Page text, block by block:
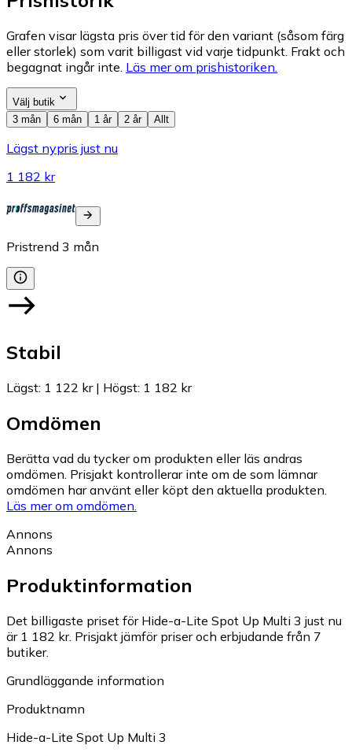
Grafen visar lägsta pris över tid för den variant (såsom färg
eller storlek) som varit billigast vid varje tidpunkt. Frakt och
begagnat ingår inte. Läs mer om prishistoriken.
Välj butik
3 mån
6 mån 1 år 2 år Allt
Lägst nypris just nu
1 182 kr
Pristrend 3 mån
Stabil
Lägst: 1 122 kr| Högst: 1 182 kr
Omdömen
Berätta vad du tycker om produkten eller läs andras
omdömen. Prisjakt kontrollerar inte om de som lämnar
omdömen har använt eller köpt den aktuella produkten.
Läs mer om omdömen.
Annons
Annons
Produktinformation
Det billigaste priset för Hide-a-Lite Spot Up Multi 3 just nu
är 1 182 kr. Prisjakt jämför priser och erbjudande från 7
butiker.
Grundläggande information
Produktnamn
Hide-a-Lite Spot Up Multi 3